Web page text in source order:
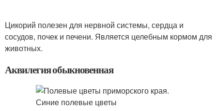
Цикорий полезен для нервной системы, сердца и
сосудов, почек и печени. Является целебным кормом для
животных.
Аквилегия обыкновенная